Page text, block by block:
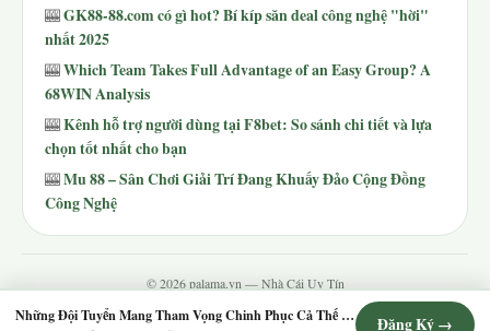
🎰GK88-88.com có gì hot? Bí kíp săn deal công nghệ "hời"
nhất 2025
🎰Which Team Takes Full Advantage of an Easy Group? A
68WIN Analysis
🎰Kênh hỗ trợ người dùng tại F8bet: So sánh chi tiết và lựa
chọn tốt nhất cho bạn
🎰Mu 88 – Sân Chơi Giải Trí Đang Khuấy Đảo Cộng Đồng
Công Nghệ
© 2026 palama.vn — Nhà Cái Uy Tín
Contact·Chính Sách Giao Dịch ·Chính Sách Hoàn Trả ·Chính Sách Bảo Mật
Điều
Những Đội Tuyển Mang Tham Vọng Chinh Phục Cả Thế Giới Đăng Ký →